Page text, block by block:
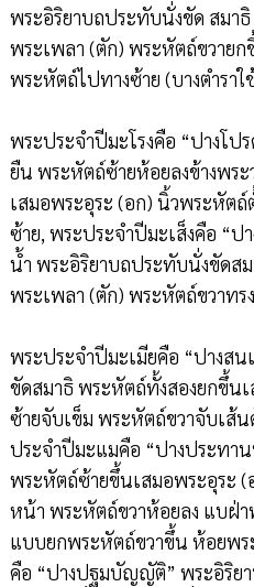
พระอิริยาบถประทับนั่งขัด สมา
พระเพลา (ตัก) พระหัตถ์ขวาย
พระหัตถ์ไปทางซ้าย (บางตำรา
พระประจำปีมะโรงคือ “ปางโป
ยืน พระหัตถ์ซ้ายห้อยลงข้างพร
เสมอพระอุระ (อก) นิ้วพระหัต
ซ้าย, พระประจำปีมะเส็งคือ “ป
น้ำ พระอิริยาบถประทับนั่งขัดส
พระเพลา (ตัก) พระหัตถ์ขวาทร
พระประจำปีมะเมียคือ “ปางส
ขัดสมาธิ พระหัตถ์ทั้งสองยกขึ้น
ซ้ายจับเข็ม พระหัตถ์ขวาจับเส้
ประจำปีมะแมคือ “ปางประทา
พระหัตถ์ซ้ายขึ้นเสมอพระอุระ
หน้า พระหัตถ์ขวาห้อยลง แบฝ่
แบบยกพระหัตถ์ขวาขึ้น ห้อยพร
คือ “ปางปฐมบัญญัติ” พระอิริย